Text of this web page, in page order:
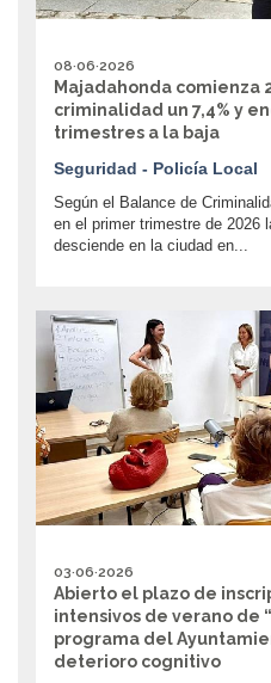
08·06·2026
Majadahonda comienza
criminalidad un 7,4% y
trimestres a la baja
Seguridad - Policía Local
Según el Balance de
en el primer trimestre de 2026
desciende en la ciudad en...
03·06·2026
Abierto el plazo de
intensivos de verano de
programa del
deterioro cognitivo